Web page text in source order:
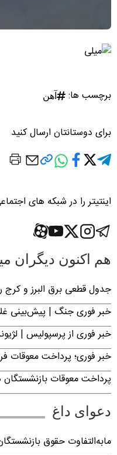
برچسب ها: آهن
برای دوستانتان ارسال کنید
اینتیتر را در شبکه های
هم اکنون دیگران
جدول قطعی برق البرز و کرج روز پنجشنبه ۱۵ مرداد ۱۴۰۵ |
خبر فوری جنگ | پیش‌بینی
خبر فوری از پرسپولیس |
خبر فوری؛ پرداخت معوقات
پرداخت معوقات
دعوای داغ
مابه‌التفاوت حقوق